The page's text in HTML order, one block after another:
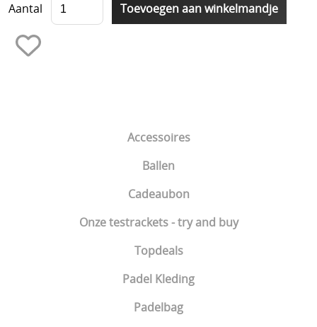
Accessoires
Ballen
Cadeaubon
Onze testrackets - try and buy
Topdeals
Padel Kleding
Padelbag
Aantal